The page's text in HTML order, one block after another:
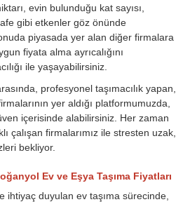
evin bulunduğu kat sayısı,
gibi etkenler göz önünde
piyasada yer alan diğer firmalara
fiyata alma ayrıcalığını
ile yaşayabilirsiniz.
profesyonel taşımacılık yapan,
yer aldığı platformumuzda,
içerisinde alabilirsiniz. Her zaman
çalışan firmalarımız ile stresten uzak,
bekliyor.
Ev ve Eşya Taşıma Fiyatları
ihtiyaç duyulan ev taşıma sürecinde,